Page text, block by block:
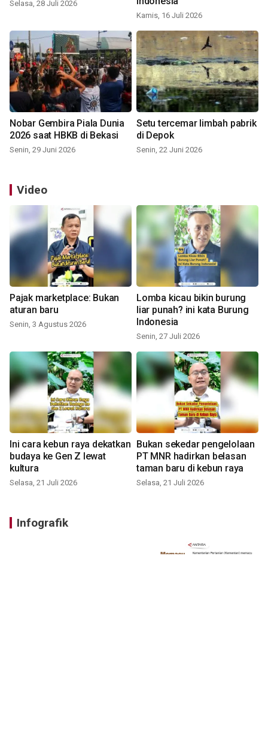
Selasa, 28 Juli 2026
Kamis, 16 Juli 2026
Nobar Gembira Piala Dunia
2026 saat HBKB di Bekasi
Senin, 29 Juni 2026
Setu tercemar limbah pabrik
di Depok
Senin, 22 Juni 2026
Video
Pajak marketplace: Bukan
aturan baru
Senin, 3 Agustus 2026
Lomba kicau bikin burung
liar punah? ini kata Burung
Indonesia
Senin, 27 Juli 2026
Ini cara kebun raya dekatkan
budaya ke Gen Z lewat
kultura
Selasa, 21 Juli 2026
Bukan sekedar pengelolaan
PT MNR hadirkan belasan
taman baru di kebun raya
Selasa, 21 Juli 2026
Infografik